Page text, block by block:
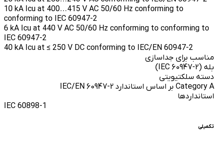
10 kA Icu at 400...415 V AC 50/60 Hz conforming to
conforming to IEC 60947-2
6 kA Icu at 440 V AC 50/60 Hz conforming to conforming to
IEC 60947-2
40 kA Icu at ≤ 250 V DC conforming to IEC/EN 60947-2
مناسب برای جداسازی
بله (IEC 60947-2)
دسته سلکتیویتی
Category A بر اساس استاندارد IEC/EN 60947-2
استانداردها
IEC 60898-1
تکمیلی